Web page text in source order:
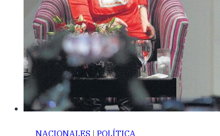
NACIONALES | POLÍTICA